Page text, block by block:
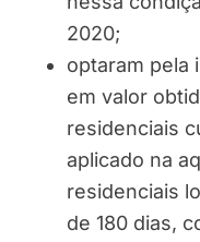
2020;
optaram pela
em valor
residenciais
aplicado na
residenciais
de 180 dias,